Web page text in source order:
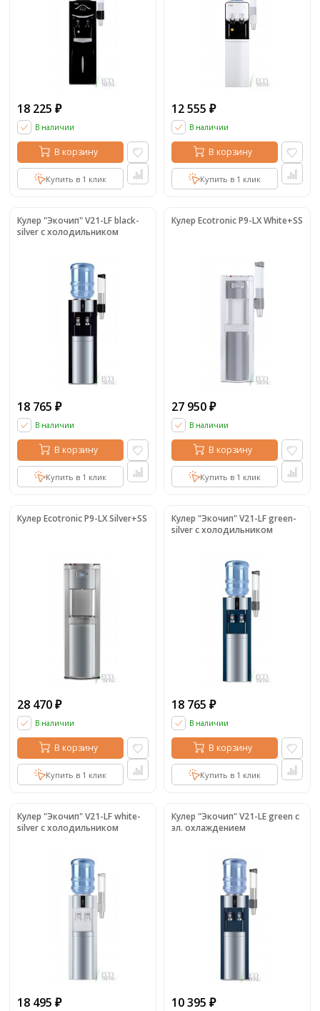
18 225 ₽
В наличии
В корзину
Купить в 1 клик
12 555 ₽
В наличии
В корзину
Купить в 1 клик
Кулер "Экочип" V21-LF black-
silver с холодильником
18 765 ₽
В наличии
В корзину
Купить в 1 клик
Кулер Ecotronic P9-LX White+SS
27 950 ₽
В наличии
В корзину
Купить в 1 клик
Кулер Ecotronic P9-LX Silver+SS
28 470 ₽
В наличии
В корзину
Купить в 1 клик
Кулер "Экочип" V21-LF green-
silver c холодильником
18 765 ₽
В наличии
В корзину
Купить в 1 клик
Кулер "Экочип" V21-LF white-
silver с холодильником
18 495 ₽
Кулер "Экочип" V21-LE green с
эл. охлаждением
10 395 ₽